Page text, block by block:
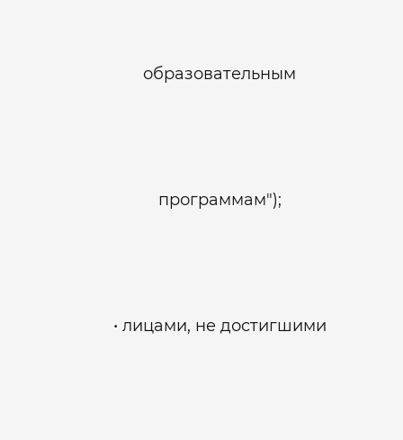
образовательным
программам");
лицами, не достигшими